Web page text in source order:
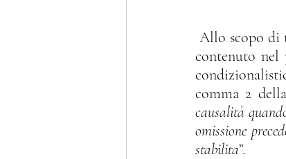
Allo scopo di temperare il rigore della meccanica applicazione del principio generale
contenuto nel
comma 2
causalità
omissione
stabilita”.